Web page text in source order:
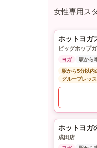
女性専用ス
ホットヨガ
ビッグホップ
ヨガ
駅から
駅から5分以内
グループレッ
ホットヨガ
成田店